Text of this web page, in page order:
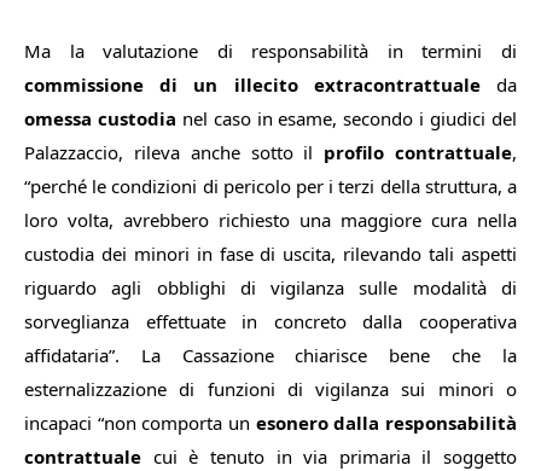
Ma la valutazione di responsabilità in termini di
commissione di un illecito extracontrattuale da
omessa custodia nel caso in esame, secondo i giudici del
Palazzaccio, rileva anche sotto il profilo contrattuale,
“perché le condizioni di pericolo per i terzi della struttura, a
loro volta, avrebbero richiesto una maggiore cura nella
custodia dei minori in fase di uscita, rilevando tali aspetti
riguardo agli obblighi di vigilanza sulle modalità di
sorveglianza effettuate in concreto dalla cooperativa
affidataria”. La Cassazione chiarisce bene che la
esternalizzazione di funzioni di vigilanza sui minori o
incapaci “non comporta un esonero dalla responsabilità
contrattuale cui è tenuto in via primaria il soggetto